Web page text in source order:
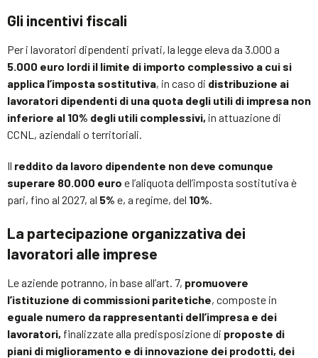
Gli incentivi fiscali
Per i lavoratori dipendenti privati, la legge eleva da 3.000 a
5.000 euro lordi il limite di importo complessivo a cui si
applica l’imposta sostitutiva, in caso di distribuzione ai
lavoratori dipendenti di una quota degli utili di impresa non
inferiore al 10% degli utili complessivi, in attuazione di
CCNL, aziendali o territoriali.
Il reddito da lavoro dipendente non deve comunque
superare 80.000 euro e l’aliquota dell’imposta sostitutiva è
pari, fino al 2027, al 5% e, a regime, del 10%.
La partecipazione organizzativa dei
lavoratori alle imprese
Le aziende potranno, in base all’art. 7, promuovere
l’istituzione di commissioni paritetiche, composte in
eguale numero da rappresentanti dell’impresa e dei
lavoratori, finalizzate alla predisposizione di proposte di
piani di miglioramento e di innovazione dei prodotti, dei